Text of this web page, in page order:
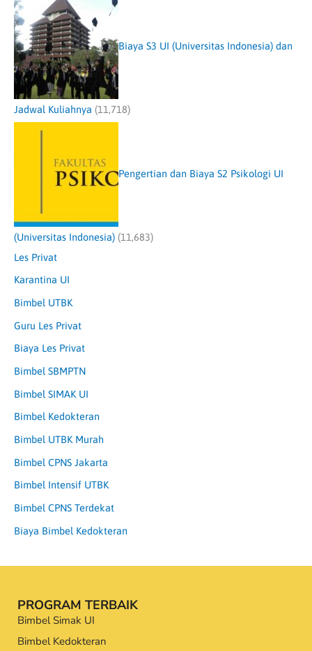
Biaya S3 UI (Universitas Indonesia) dan
Jadwal Kuliahnya (11,718)
Pengertian dan Biaya S2 Psikologi UI
(Universitas Indonesia) (11,683)
Les Privat
Karantina UI
Bimbel UTBK
Guru Les Privat
Biaya Les Privat
Bimbel SBMPTN
Bimbel SIMAK UI
Bimbel Kedokteran
Bimbel UTBK Murah
Bimbel CPNS Jakarta
Bimbel Intensif UTBK
Bimbel CPNS Terdekat
Biaya Bimbel Kedokteran
PROGRAM TERBAIK
Bimbel Simak UI
Bimbel Kedokteran